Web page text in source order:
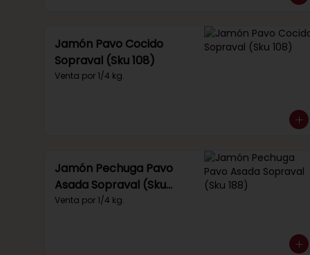
Jamón Pavo Cocido
Sopraval (Sku 108)
Venta por 1/4 kg.
Jamón Pechuga Pavo
Asada Sopraval (Sku
188)
Venta por 1/4 kg.